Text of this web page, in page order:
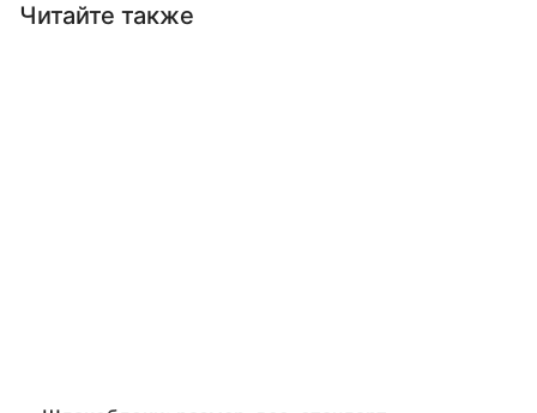
Читайте также